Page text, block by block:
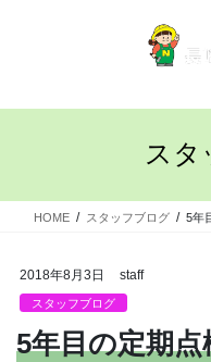
スタ
HOME スタッフブログ 5年
2018年8月3日 staff
スタッフブログ
5年目の定期点